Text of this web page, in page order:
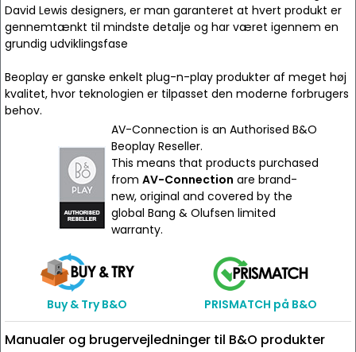
David Lewis designers, er man garanteret at hvert produkt er
gennemtænkt til mindste detalje og har været igennem en
grundig udviklingsfase
Beoplay er ganske enkelt plug-n-play produkter af meget høj
kvalitet, hvor teknologien er tilpasset den moderne forbrugers
behov.
AV-Connection is an Authorised B&O
Beoplay Reseller.
This means that products purchased
from AV-Connection are brand-
new, original and covered by the
global Bang & Olufsen limited
warranty.
Buy & Try B&O PRISMATCH på B&O
Manualer og brugervejledninger til B&O produkter